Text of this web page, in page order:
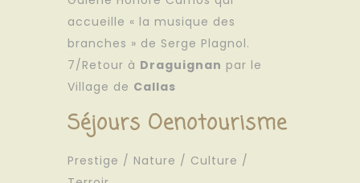
accueille « la musique des
branches » de Serge Plagnol.
7/Retour à Draguignan par le
Village de Callas
Séjours Oenotourisme
Prestige / Nature / Culture /